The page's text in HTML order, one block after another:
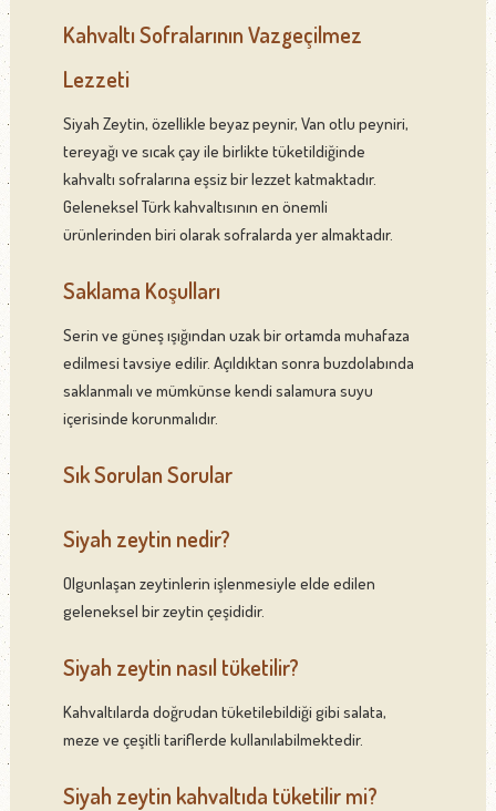
Kahvaltı Sofralarının Vazgeçilmez
Lezzeti
Siyah Zeytin, özellikle beyaz peynir, Van otlu peyniri,
tereyağı ve sıcak çay ile birlikte tüketildiğinde
kahvaltı sofralarına eşsiz bir lezzet katmaktadır.
Geleneksel Türk kahvaltısının en önemli
ürünlerinden biri olarak sofralarda yer almaktadır.
Saklama Koşulları
Serin ve güneş ışığından uzak bir ortamda muhafaza
edilmesi tavsiye edilir. Açıldıktan sonra buzdolabında
saklanmalı ve mümkünse kendi salamura suyu
içerisinde korunmalıdır.
Sık Sorulan Sorular
Siyah zeytin nedir?
Olgunlaşan zeytinlerin işlenmesiyle elde edilen
geleneksel bir zeytin çeşididir.
Siyah zeytin nasıl tüketilir?
Kahvaltılarda doğrudan tüketilebildiği gibi salata,
meze ve çeşitli tariflerde kullanılabilmektedir.
Siyah zeytin kahvaltıda tüketilir mi?